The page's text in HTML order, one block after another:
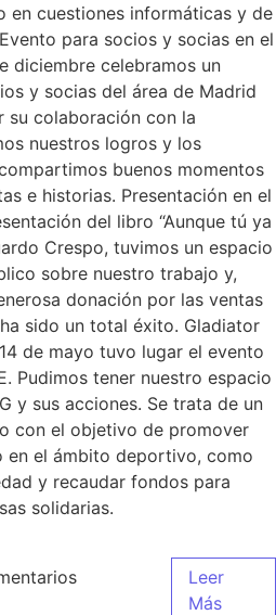
en cuestiones informáticas y de
para socios y socias en el
diciembre celebramos un
y socias del área de Madrid
su colaboración con la
nuestros logros y los
buenos momentos
e historias. Presentación en el
del libro “Aunque tú ya
Crespo, tuvimos un espacio
sobre nuestro trabajo y,
donación por las ventas
sido un total éxito. Gladiator
de mayo tuvo lugar el evento
Pudimos tener nuestro espacio
y sus acciones. Se trata de un
con el objetivo de promover
en el ámbito deportivo, como
y recaudar fondos para
solidarias.
Leer
Más